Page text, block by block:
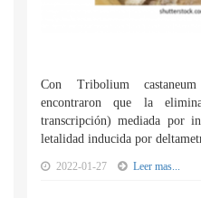
Con Tribolium
encontraron que la
transcripción) mediada por
letalidad inducida por
2022-01-27 Leer mas...